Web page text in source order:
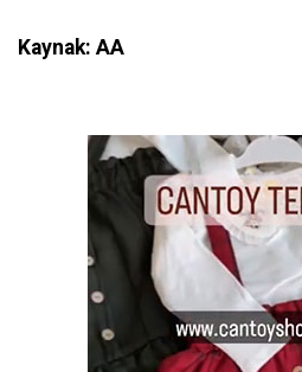
Kaynak: AA